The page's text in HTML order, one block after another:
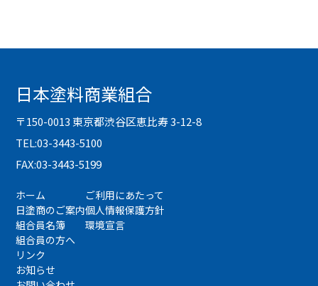
日本塗料商業組合
〒150-0013 東京都渋谷区恵比寿 3-12-8
TEL:03-3443-5100
FAX:03-3443-5199
ホーム
日塗商のご案内
組合員名簿
組合員の方へ
リンク
お知らせ
ご利用にあたって
個人情報保護方針
環境宣言